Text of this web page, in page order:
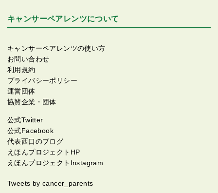
キャンサーペアレンツについて
キャンサーペアレンツの使い方
お問い合わせ
利用規約
プライバシーポリシー
運営団体
協賛企業・団体
公式Twitter
公式Facebook
代表西口のブログ
えほんプロジェクトHP
えほんプロジェクトInstagram
Tweets by cancer_parents